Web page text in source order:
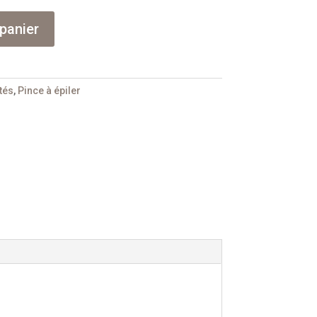
, Pince à épiler